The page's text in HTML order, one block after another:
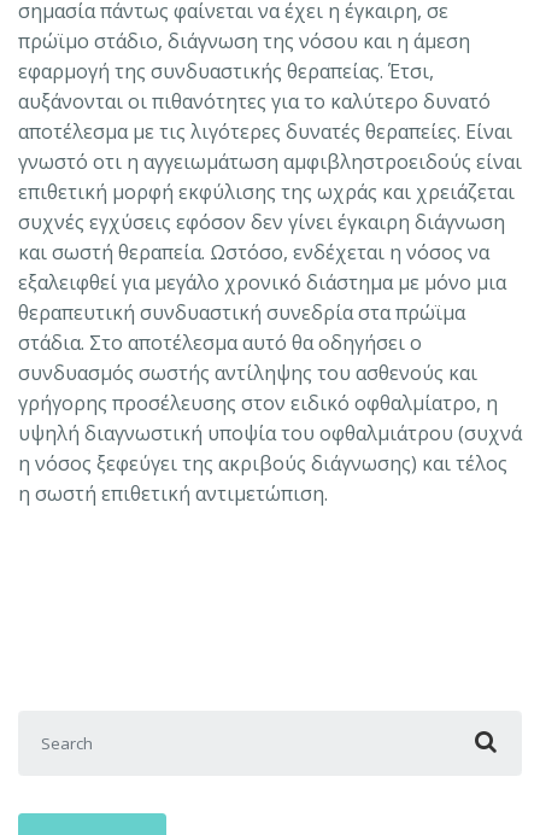
σημασία πάντως φαίνεται να έχει η έγκαιρη, σε
πρώϊμο στάδιο, διάγνωση της νόσου και η άμεση
εφαρμογή της συνδυαστικής θεραπείας. Έτσι,
αυξάνονται οι πιθανότητες για το καλύτερο δυνατό
αποτέλεσμα με τις λιγότερες δυνατές θεραπείες. Είναι
γνωστό οτι η αγγειωμάτωση αμφιβληστροειδούς είναι
επιθετική μορφή εκφύλισης της ωχράς και χρειάζεται
συχνές εγχύσεις εφόσον δεν γίνει έγκαιρη διάγνωση
και σωστή θεραπεία. Ωστόσο, ενδέχεται η νόσος να
εξαλειφθεί για μεγάλο χρονικό διάστημα με μόνο μια
θεραπευτική συνδυαστική συνεδρία στα πρώϊμα
στάδια. Στο αποτέλεσμα αυτό θα οδηγήσει ο
συνδυασμός σωστής αντίληψης του ασθενούς και
γρήγορης προσέλευσης στον ειδικό οφθαλμίατρο, η
υψηλή διαγνωστική υποψία του οφθαλμιάτρου (συχνά
η νόσος ξεφεύγει της ακριβούς διάγνωσης) και τέλος
η σωστή επιθετική αντιμετώπιση.